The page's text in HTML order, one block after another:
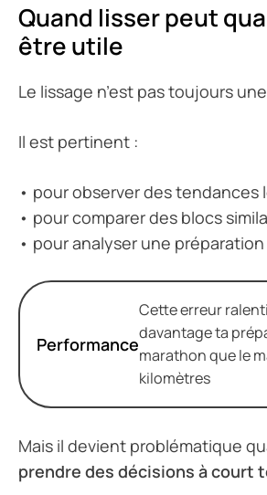
Quand lisser peut
être utile
Le lissage n’est pas toujours
Il est pertinent :
• pour observer des tendances
• pour comparer des blocs
• pour analyser une
Performance
Cette erreur
davantage ta
marathon que le
kilomètres
Mais il devient problématique
prendre des décisions à court